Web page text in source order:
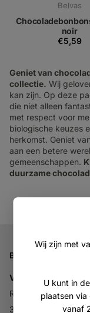
Wij zijn met
U kunt in
plaatsen via
vanaf
Belvas
noir
€5,59
Geniet van
collectie. Wij
kan zijn. Op deze
die niet alleen
met respect voor
biologische keuzes
herkomst. Geniet
aan een betere
gemeenschappen.
duurzame
Bedrijfsgegevens
Vitabron
Ravelijn 52
3905NV Veenendaal